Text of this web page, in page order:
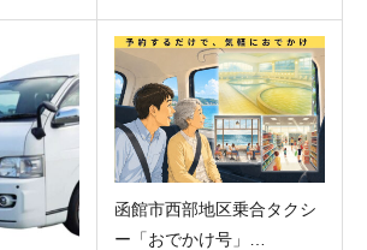
函館市西部地区乗合タクシ
ー「おでかけ号」…